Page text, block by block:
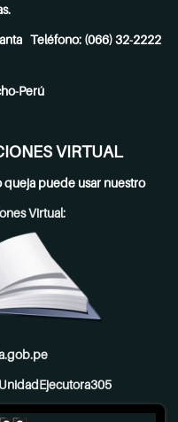
Teléfono: (066) 32-2222
Perú
VIRTUAL
queja puede usar nuestro
Virtual: